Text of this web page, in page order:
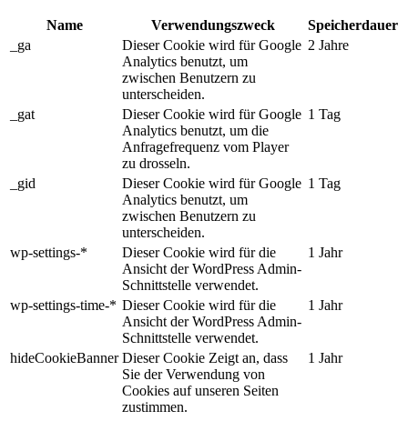
Name Verwendungszweck
Speicherdauer
_ga
Dieser Cookie wird für Google
Analytics benutzt, um
zwischen Benutzern zu
unterscheiden.
2 Jahre
_gat
Dieser Cookie wird für Google
Analytics benutzt, um die
Anfragefrequenz vom Player
zu drosseln.
1 Tag
_gid
Dieser Cookie wird für Google
Analytics benutzt, um
zwischen Benutzern zu
unterscheiden.
1 Tag
wp-settings-*
Dieser Cookie wird für die
Ansicht der WordPress Admin-
Schnittstelle verwendet.
1 Jahr
wp-settings-time-* Dieser Cookie wird für die
Ansicht der WordPress Admin-
Schnittstelle verwendet.
1 Jahr
hideCookieBanner Dieser Cookie Zeigt an, dass
Sie der Verwendung von
Cookies auf unseren Seiten
zustimmen.
1 Jahr